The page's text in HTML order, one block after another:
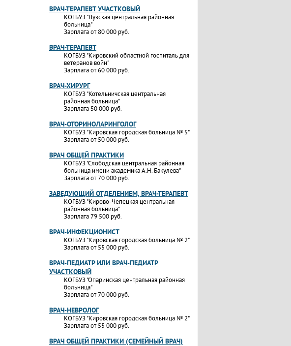
ВРАЧ-ТЕРАПЕВТ УЧАСТКОВЫЙ
КОГБУЗ "Лузская центральная районная
больница"
Зарплата от 80 000 руб.
ВРАЧ-ТЕРАПЕВТ
КОГБУЗ "Кировский областной госпиталь для
ветеранов войн"
Зарплата от 60 000 руб.
ВРАЧ-ХИРУРГ
КОГБУЗ "Котельничская центральная
районная больница"
Зарплата 50 000 руб.
ВРАЧ-ОТОРИНОЛАРИНГОЛОГ
КОГБУЗ "Кировская городская больница № 5"
Зарплата от 50 000 руб.
ВРАЧ ОБЩЕЙ ПРАКТИКИ
КОГБУЗ "Слободская центральная районная
больница имени академика А.Н. Бакулева"
Зарплата от 70 000 руб.
ЗАВЕДУЮЩИЙ ОТДЕЛЕНИЕМ, ВРАЧ-ТЕРАПЕВТ
КОГБУЗ "Кирово-Чепецкая центральная
районная больница"
Зарплата 79 500 руб.
ВРАЧ-ИНФЕКЦИОНИСТ
КОГБУЗ "Кировская городская больница № 2"
Зарплата от 55 000 руб.
ВРАЧ-ПЕДИАТР ИЛИ ВРАЧ-ПЕДИАТР
УЧАСТКОВЫЙ
КОГБУЗ "Опаринская центральная районная
больница"
Зарплата от 70 000 руб.
ВРАЧ-НЕВРОЛОГ
КОГБУЗ "Кировская городская больница № 2"
Зарплата от 55 000 руб.
ВРАЧ ОБЩЕЙ ПРАКТИКИ (СЕМЕЙНЫЙ ВРАЧ)